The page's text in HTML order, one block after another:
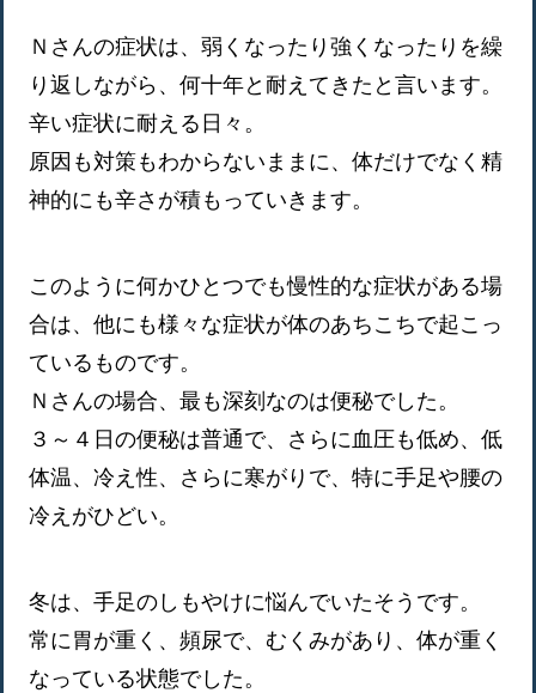
Ｎさんの症状は、弱くなったり強くなったりを繰
り返しながら、何十年と耐えてきたと言います。
辛い症状に耐える日々。
原因も対策もわからないままに、体だけでなく精
神的にも辛さが積もっていきます。
このように何かひとつでも慢性的な症状がある場
合は、他にも様々な症状が体のあちこちで起こっ
ているものです。
Ｎさんの場合、最も深刻なのは便秘でした。
３～４日の便秘は普通で、さらに血圧も低め、低
体温、冷え性、さらに寒がりで、特に手足や腰の
冷えがひどい。
冬は、手足のしもやけに悩んでいたそうです。
常に胃が重く、頻尿で、むくみがあり、体が重く
なっている状態でした。